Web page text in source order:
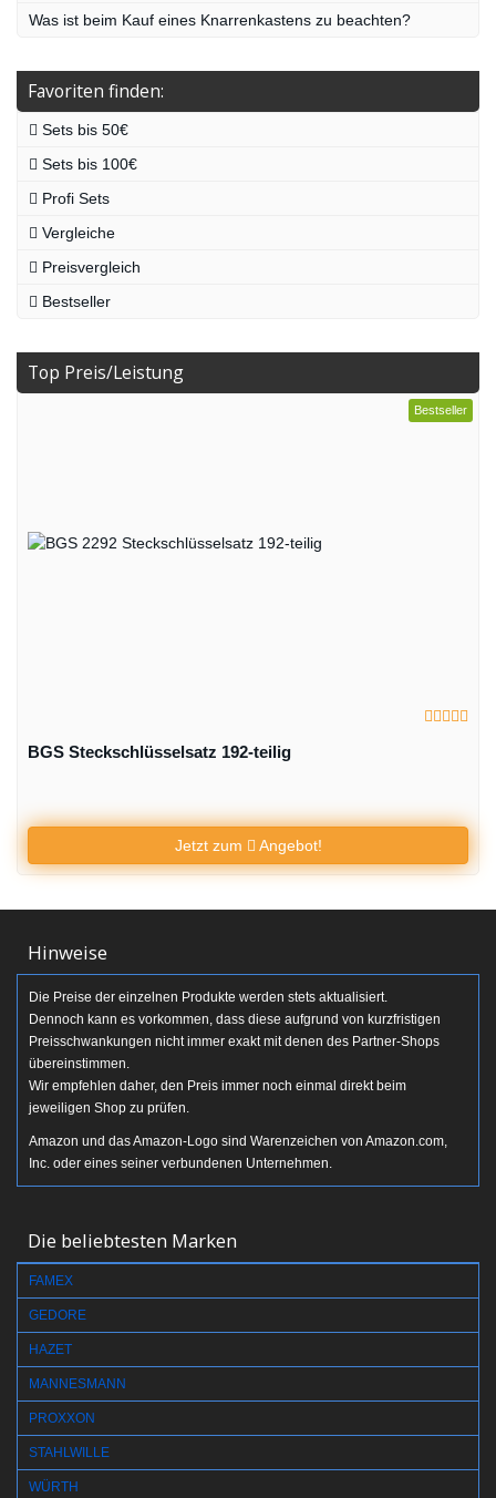
Was ist beim Kauf eines Knarrenkastens zu beachten?
Favoriten finden:
Sets bis 50€
Sets bis 100€
Profi Sets
Vergleiche
Preisvergleich
Bestseller
Top Preis/Leistung
Bestseller
BGS Steckschlüsselsatz 192-teilig
Jetzt zum Angebot!
Hinweise
Die Preise der einzelnen Produkte werden stets aktualisiert.
Dennoch kann es vorkommen, dass diese aufgrund von kurzfristigen
Preisschwankungen nicht immer exakt mit denen des Partner-Shops
übereinstimmen.
Wir empfehlen daher, den Preis immer noch einmal direkt beim
jeweiligen Shop zu prüfen.
Amazon und das Amazon-Logo sind Warenzeichen von Amazon.com,
Inc. oder eines seiner verbundenen Unternehmen.
Die beliebtesten Marken
FAMEX
GEDORE
HAZET
MANNESMANN
PROXXON
STAHLWILLE
WÜRTH